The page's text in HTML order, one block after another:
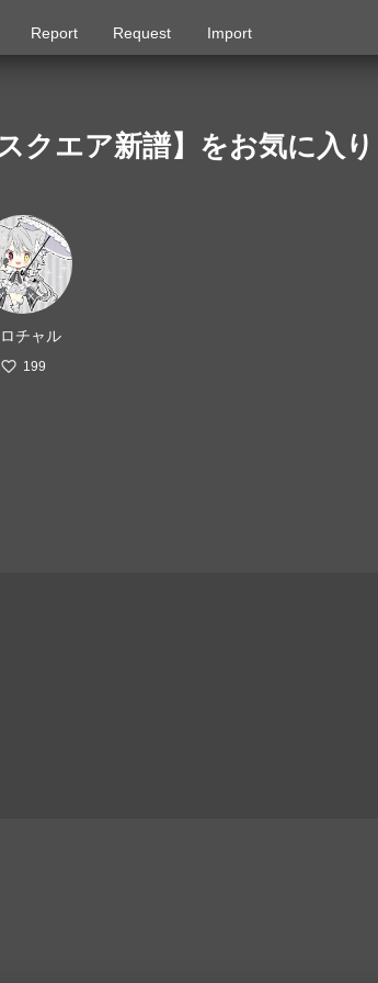
Report Request Import
クエア新譜】をお気に入
チャル
199